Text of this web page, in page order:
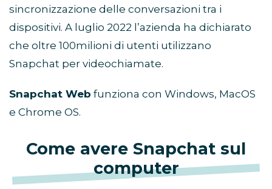
sincronizzazione delle conversazioni tra i
dispositivi. A luglio 2022 l’azienda ha dichiarato
che oltre 100milioni di utenti utilizzano
Snapchat per videochiamate.
Snapchat Web funziona con Windows, MacOS
e Chrome OS.
Come avere Snapchat sul
computer